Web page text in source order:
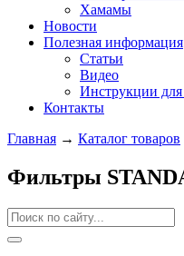
Хамамы
Новости
Полезная информация
Статьи
Видео
Инструкции для
Контакты
Главная → Каталог товаров
Фильтры